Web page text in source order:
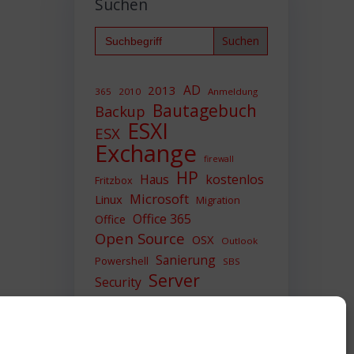
Suchen
Search
for:
365 2010 2013 AD Anmeldung
Backup Bautagebuch
ESX ESXI
Exchange firewall
Fritzbox Haus HP kostenlos
Linux Microsoft Migration
Office Office 365
Open Source OSX Outlook
Powershell Sanierung SBS
Security Server
Sicherheit SIEM